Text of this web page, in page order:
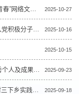
数学学院举办“以数为笔绘网络，以学为帆赴青春”网络文化节 2025-10-27
数学学院、外国语学院分党校第74期大学生入党积极分子班开班 2025-10-16
2025-10-15
数学学院开展2025年暑期三下乡社会实践优秀个人及成果答辩工作 2025-09-23
茶旅融合促振兴，多业并举绘新景——大湾村三下乡实践采访纪实 2025-09-18